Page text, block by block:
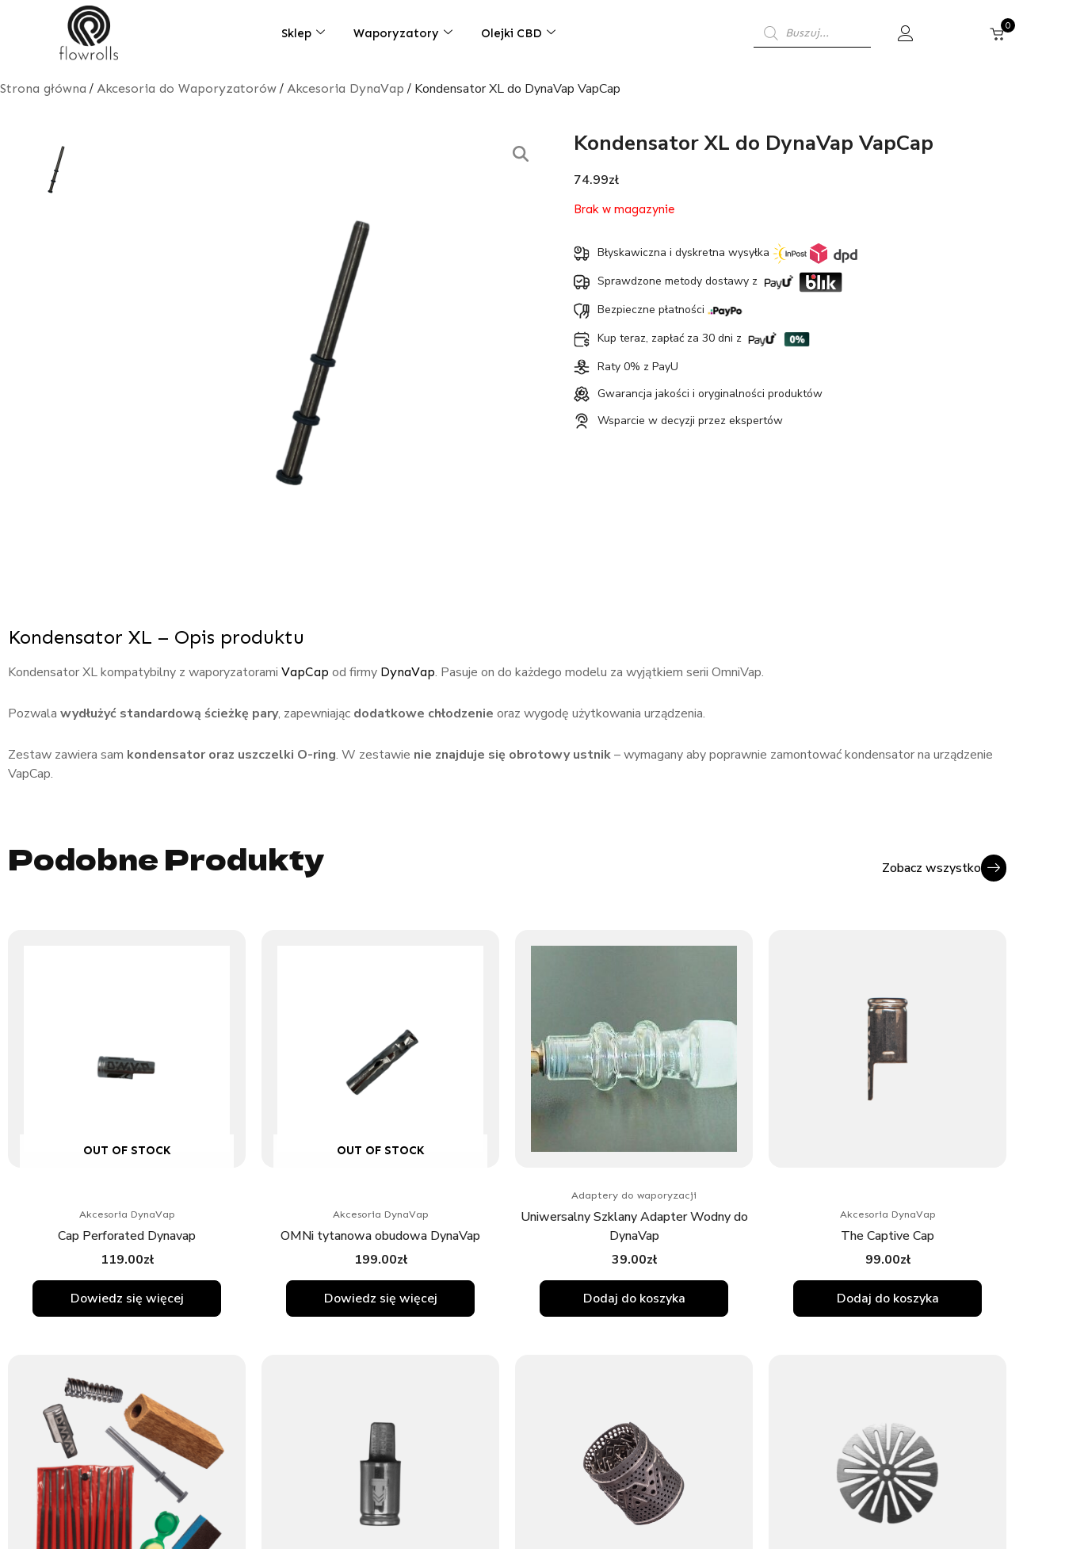
Sklep Waporyzatory Olejki CBD
Wyszukiwarka
produktów
0
Strona główna / Akcesoria do Waporyzatorów/ Akcesoria DynaVap / Kondensator XL do DynaVap VapCap
Kondensator XL do DynaVap VapCap
74.99zł
Brak w magazynie
Błyskawiczna i dyskretna wysyłka
Sprawdzone metody dostawy z
Bezpieczne płatności
Kup teraz, zapłać za 30 dni z
Raty 0% z PayU
Gwarancja jakości i oryginalności produktów
Wsparcie w decyzji przez ekspertów
Kondensator XL – Opis produktu
Kondensator XL kompatybilny z waporyzatorami VapCap od firmy DynaVap. Pasuje on do każdego modelu za wyjątkiem serii OmniVap.
Pozwala wydłużyć standardową ścieżkę pary, zapewniając dodatkowe chłodzenie oraz wygodę użytkowania urządzenia.
Zestaw zawiera sam kondensator oraz uszczelki O-ring. W zestawie nie znajduje się obrotowy ustnik– wymagany aby poprawnie zamontować kondensator na urządzenie
VapCap.
Podobne Produkty Zobacz wszystko
OUT OF STOCK
Akcesoria DynaVap
Cap Perforated Dynavap
119.00zł
Dowiedz się więcej
OUT OF STOCK
Akcesoria DynaVap
OMNi tytanowa obudowa DynaVap
199.00zł
Dowiedz się więcej
Adaptery do waporyzacji
Uniwersalny Szklany Adapter Wodny do
DynaVap
39.00zł
Dodaj do koszyka
Akcesoria DynaVap
The Captive Cap
99.00zł
Dodaj do koszyka